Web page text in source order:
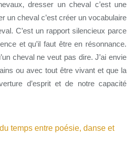
dresser un cheval c’est une
un cheval c’est créer un vocabulaire
C’est un rapport silencieux parce
et qu’il faut être en résonnance.
cheval ne veut pas dire. J’ai envie
ou avec tout être vivant et que la
d’esprit et de notre capacité